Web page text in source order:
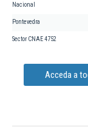
Nacional
Pontevedra
Sector CNAE 4752
Acceda a